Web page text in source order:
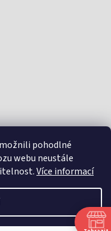
pohodlné
webu neustále
Více informací
na plantáži (A)
Vytvořil